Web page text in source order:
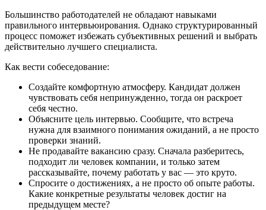
Большинство работодателей не обладают навыками
правильного интервьюирования. Однако структурированный
процесс поможет избежать субъективных решений и выбрать
действительно лучшего специалиста.
Как вести собеседование:
Создайте комфортную атмосферу. Кандидат должен
чувствовать себя непринужденно, тогда он раскроет
себя честно.
Объясните цель интервью. Сообщите, что встреча
нужна для взаимного понимания ожиданий, а не просто
проверки знаний.
Не продавайте вакансию сразу. Сначала разберитесь,
подходит ли человек компании, и только затем
рассказывайте, почему работать у вас — это круто.
Спросите о достижениях, а не просто об опыте работы.
Какие конкретные результаты человек достиг на
предыдущем месте?